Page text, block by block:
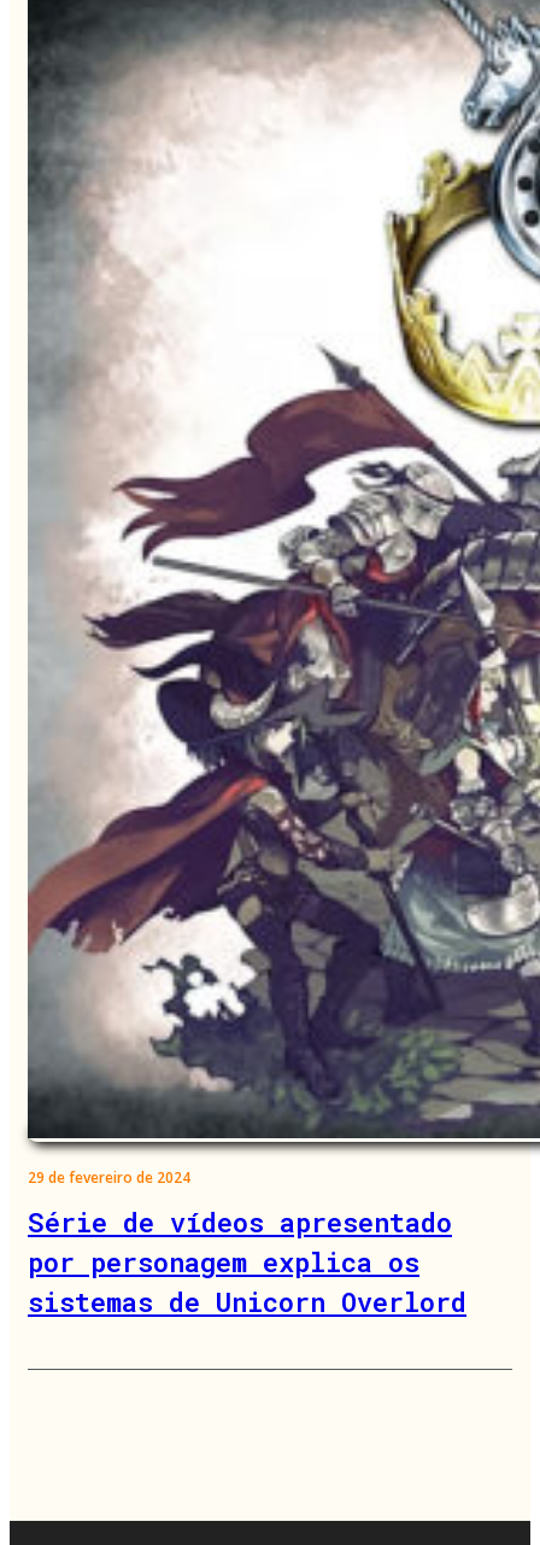
29 de fevereiro de 2024
Série de vídeos apresentado
por personagem explica os
sistemas de Unicorn Overlord